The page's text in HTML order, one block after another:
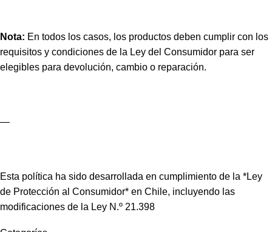
Nota: En todos los casos, los productos deben cumplir con los
requisitos y condiciones de la Ley del Consumidor para ser
elegibles para devolución, cambio o reparación.
—
Esta política ha sido desarrollada en cumplimiento de la *Ley
de Protección al Consumidor* en Chile, incluyendo las
modificaciones de la Ley N.º 21.398